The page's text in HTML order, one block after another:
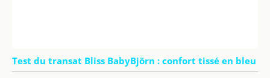
Test du transat Bliss BabyBjörn : confort tissé en bleu